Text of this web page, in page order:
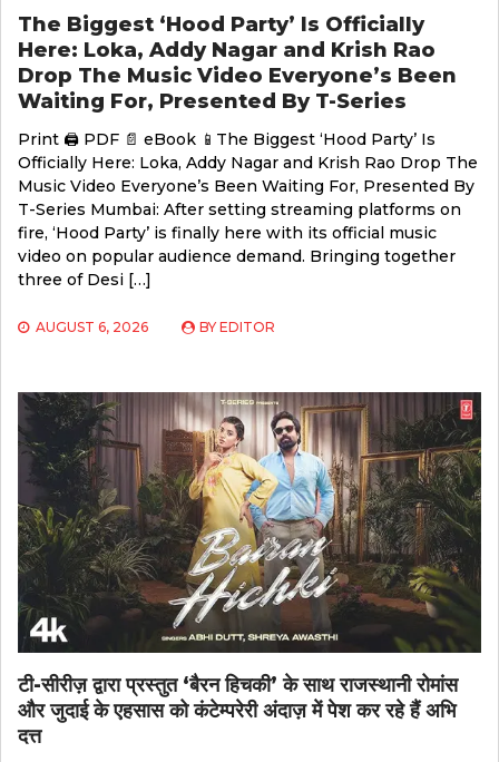
The Biggest ‘Hood Party’ Is Officially
Here: Loka, Addy Nagar and Krish Rao
Drop The Music Video Everyone’s Been
Waiting For, Presented By T-Series
Print 🖨 PDF 📄 eBook 📱The Biggest ‘Hood Party’ Is
Officially Here: Loka, Addy Nagar and Krish Rao Drop The
Music Video Everyone’s Been Waiting For, Presented By
T-Series Mumbai: After setting streaming platforms on
fire, ‘Hood Party’ is finally here with its official music
video on popular audience demand. Bringing together
three of Desi […]
AUGUST 6, 2026 BY EDITOR
टी-सीरीज़ द्वारा प्रस्तुत ‘बैरन हिचकी’ के साथ राजस्थानी रोमांस
और जुदाई के एहसास को कंटेम्परेरी अंदाज़ में पेश कर रहे हैं अभि
दत्त